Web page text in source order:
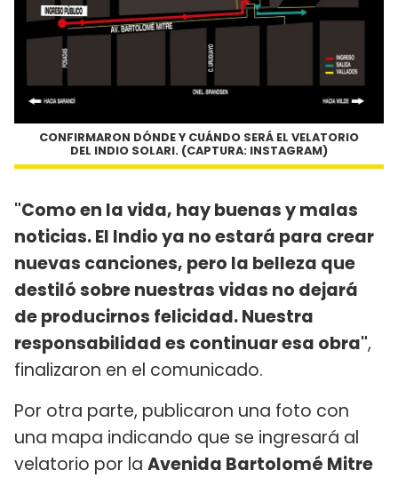
CONFIRMARON DÓNDE Y CUÁNDO SERÁ EL VELATORIO
DEL INDIO SOLARI. (CAPTURA: INSTAGRAM)
"Como en la vida, hay buenas y malas
noticias. El Indio ya no estará para crear
nuevas canciones, pero la belleza que
destiló sobre nuestras vidas no dejará
de producirnos felicidad. Nuestra
responsabilidad es continuar esa obra",
finalizaron en el comunicado.
Por otra parte, publicaron una foto con
una mapa indicando que se ingresará al
velatorio por la Avenida Bartolomé Mitre